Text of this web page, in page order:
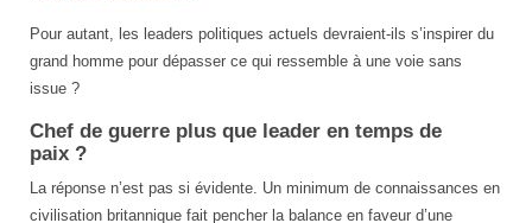
Pour autant, les leaders politiques actuels devraient-ils s’inspirer du
grand homme pour dépasser ce qui ressemble à une voie sans
issue ?
Chef de guerre plus que leader en temps de
paix ?
La réponse n’est pas si évidente. Un minimum de connaissances en
civilisation britannique fait pencher la balance en faveur d’une